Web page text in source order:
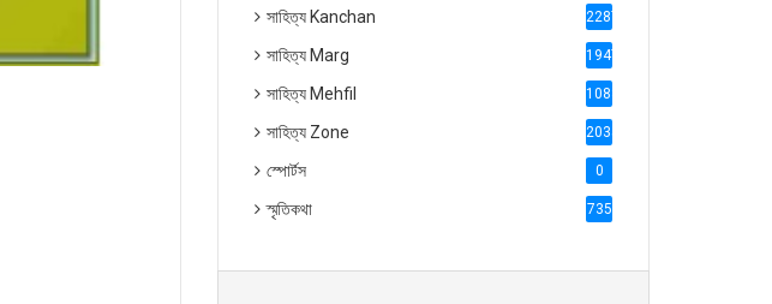
সাহিত্য Kanchan 2287
সাহিত্য Marg 1947
সাহিত্য Mehfil 1088
সাহিত্য Zone 2035
স্পোর্টস 0
স্মৃতিকথা 735